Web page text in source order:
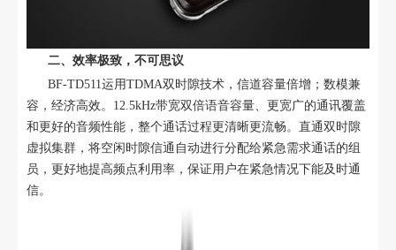
二、效率极致，不可思议
BF-TD511运用TDMA双时隙技术，信道容量倍增；数模兼
容，经济高效。12.5kHz带宽双倍语音容量、更宽广的通讯覆盖
和更好的音频性能，整个通话过程更清晰更流畅。直通双时隙
虚拟集群，将空闲时隙信通自动进行分配给紧急需求通话的组
员，更好地提高频点利用率，保证用户在紧急情况下能及时通
信。